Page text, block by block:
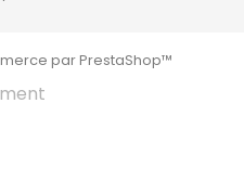
par PrestaShop™